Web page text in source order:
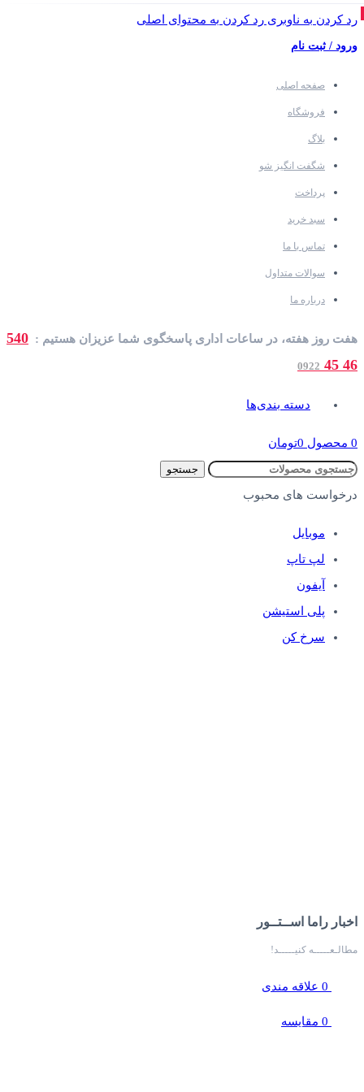
رد کردن به ناوبری رد کردن به محتوای اصلی
ورود / ثبت نام
صفحه اصلی
فروشگاه
بلاگ
شگفت انگیز شو
پرداخت
سبد خرید
تماس با ما
سوالات متداول
درباره ما
هفت روز هفته، در ساعات اداری پاسخگوی شما عزیزان هستیم : 540
46 45
0922
دسته بندی‌ها
0 محصول 0تومان
جستجو
درخواست های محبوب
موبایل
لپ تاپ
آیفون
پلی استیشن
سرخ کن
اخبار راما اســتــور
مطالـعـــــه کنیـــــد!
0 علاقه مندی
0 مقایسه